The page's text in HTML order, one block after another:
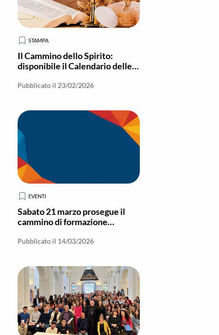
STAMPA
Il Cammino dello Spirito:
disponibile il Calendario delle
Pubblicato il 23/02/2026
EVENTI
Sabato 21 marzo prosegue il
cammino di formazione
Locri
Pubblicato il 14/03/2026